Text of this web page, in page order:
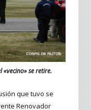
«vecino» se retire.
que tuvo se
Renovador